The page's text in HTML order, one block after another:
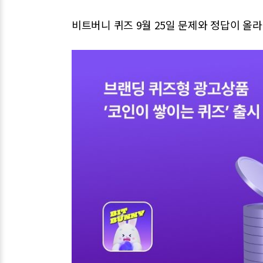
비트버니 퀴즈 9월 25일 문제와 정답이 올